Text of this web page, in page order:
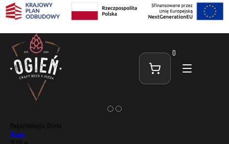
0
Magdzińskiego, Drinks
Burn